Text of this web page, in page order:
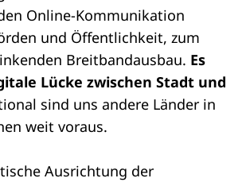
Online-Kommunikation
und Öffentlichkeit, zum
Breitbandausbau. Es
Lücke zwischen Stadt und
sind uns andere Länder in
weit voraus.
Ausrichtung der